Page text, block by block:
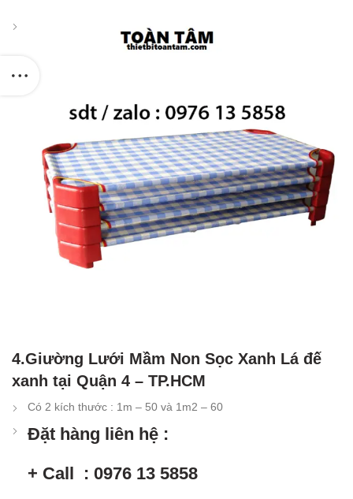
4.Giường Lưới Mầm Non Sọc Xanh Lá đế
xanh tại Quận 4 – TP.HCM
Có 2 kích thước : 1m – 50 và 1m2 – 60
Đặt hàng liên hệ :
+ Call : 0976 13 5858